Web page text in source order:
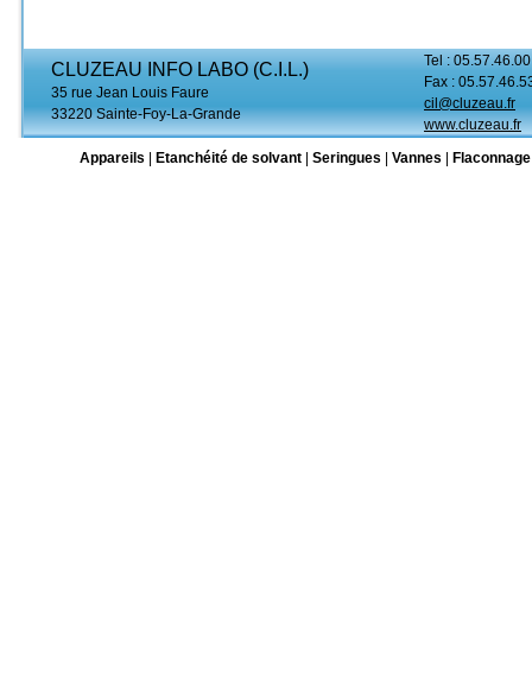
CLUZEAU INFO LABO (C.I.L.)
35 rue Jean Louis Faure
33220 Sainte-Foy-La-Grande
Tel :
Fax :
cil@cluzeau.fr
www.cluzeau.fr
Appareils
Etanchéité de solvant Seringues Vannes Flaconnage